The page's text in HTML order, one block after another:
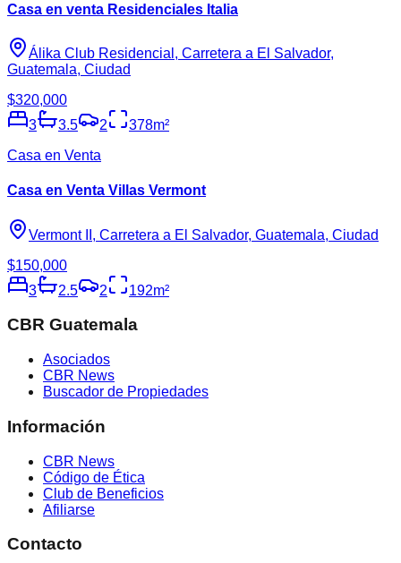
Casa en venta Residenciales Italia
Álika Club Residencial, Carretera a El Salvador,
Guatemala, Ciudad
$320,000
3
3.5 2 378m²
Casa en Venta
Casa en Venta Villas Vermont
Vermont II, Carretera a El Salvador, Guatemala, Ciudad
$150,000
3
2.5 2 192m²
CBR Guatemala
Asociados
CBR News
Buscador de Propiedades
Información
CBR News
Código de Ética
Club de Beneficios
Afiliarse
Contacto